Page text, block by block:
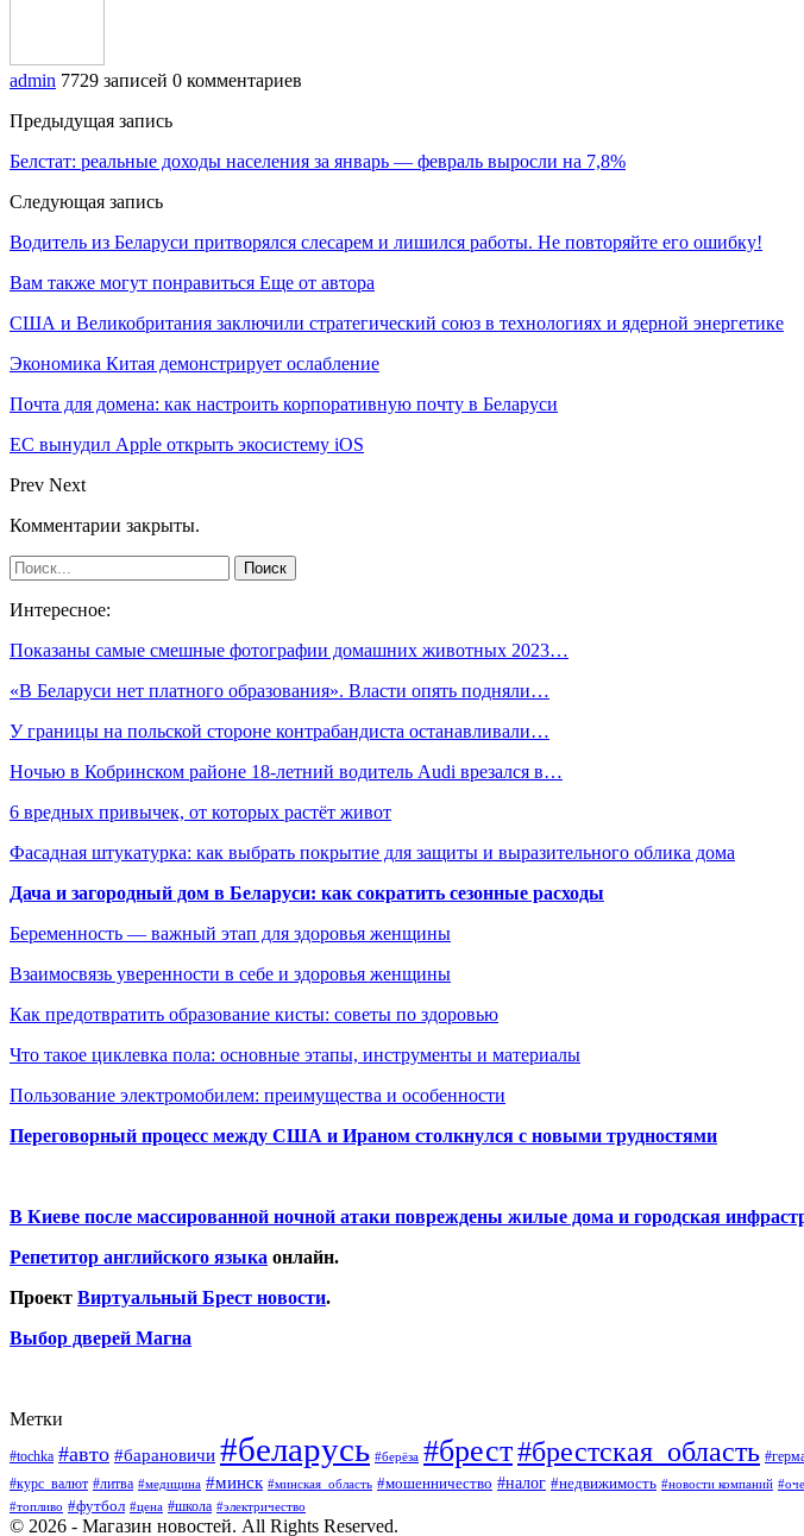
admin 7729 записей 0 комментариев
Предыдущая запись
Белстат: реальные доходы населения за январь — февраль выросли на 7,8%
Следующая запись
Водитель из Беларуси притворялся слесарем и лишился работы. Не повторяйте его ошибку!
Вам также могут понравиться Еще от автора
США и Великобритания заключили стратегический союз в технологиях и ядерной энергетике
Экономика Китая демонстрирует ослабление
Почта для домена: как настроить корпоративную почту в Беларуси
ЕС вынудил Apple открыть экосистему iOS
Prev Next
Комментарии закрыты.
Интересное:
Показаны самые смешные фотографии домашних животных 2023…
«В Беларуси нет платного образования». Власти опять подняли…
У границы на польской стороне контрабандиста останавливали…
Ночью в Кобринском районе 18-летний водитель Audi врезался в…
6 вредных привычек, от которых растёт живот
Фасадная штукатурка: как выбрать покрытие для защиты и выразительного облика дома
Дача и загородный дом в Беларуси: как сократить сезонные расходы
Беременность — важный этап для здоровья женщины
Взаимосвязь уверенности в себе и здоровья женщины
Как предотвратить образование кисты: советы по здоровью
Что такое циклевка пола: основные этапы, инструменты и материалы
Пользование электромобилем: преимущества и особенности
Переговорный процесс между США и Ираном столкнулся с новыми трудностями
В Киеве после массированной ночной атаки повреждены жилые дома и городская
Репетитор английского языка онлайн.
Проект Виртуальный Брест новости.
Выбор дверей Магна
Метки
#tochka #авто #барановичи #беларусь #берёза #брест#брестская_область
#курс_валют #литва #медицина #минск #минская_область #мошенничество #налог #недвижимость #новости компаний
#топливо #футбол #цена #школа #электричество
© 2026 - Магазин новостей. All Rights Reserved.